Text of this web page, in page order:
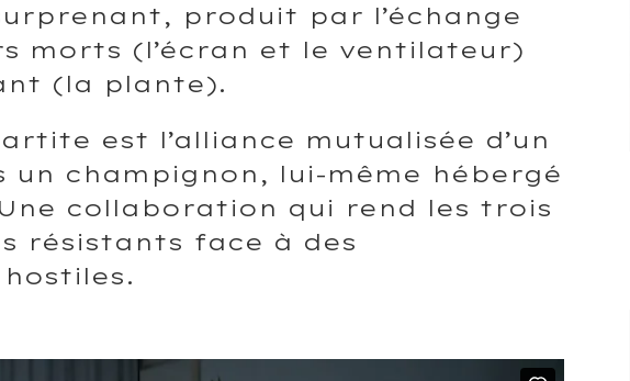
produit par l’échange
morts (l’écran et le ventilateur)
(la plante).
est l’alliance mutualisée d’un
un champignon, lui-même hébergé
collaboration qui rend les trois
résistants face à des